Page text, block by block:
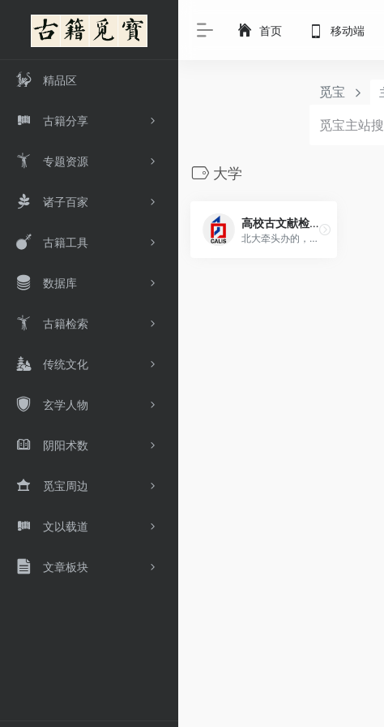
精品区
古籍分享
专题资源
诸子百家
古籍工具
数据库
古籍检索
传统文化
玄学人物
阴阳术数
觅宝周边
文以载道
文章板块
首页 移动端
觅宝
大学
高校古文献检索
北大牵头办的，高校古文献资源库，联合国内23家高校，主要是书目检索，偶尔提供一至三页的书影。